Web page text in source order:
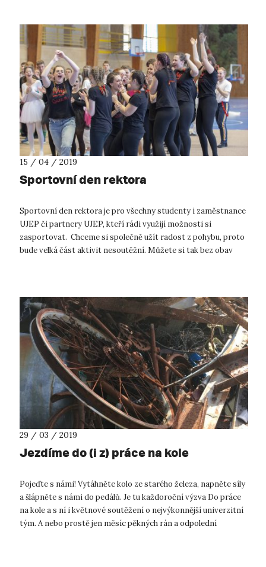
15 / 04 / 2019
Sportovní den rektora
Sportovní den rektora je pro všechny studenty i zaměstnance
UJEP či partnery UJEP, kteří rádi využijí možnosti si
zasportovat. Chceme si společně užít radost z pohybu, proto
bude velká část aktivit nesoutěžní. Můžete si tak bez obav
29 / 03 / 2019
Jezdíme do (i z) práce na kole
Pojeďte s námi! Vytáhněte kolo ze starého železa, napněte síly
a šlápněte s námi do pedálů. Je tu každoroční výzva Do práce
na kole a s ní i květnové soutěžení o nejvýkonnější univerzitní
tým. A nebo prostě jen měsíc pěkných rán a odpolední